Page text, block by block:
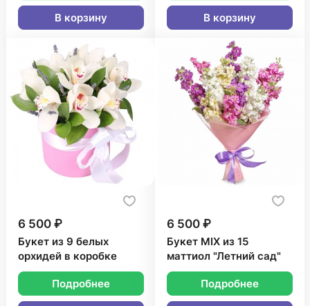
В корзину В корзину
6 500 ₽
Букет из 9 белых
орхидей в коробке
Подробнее
6 500 ₽
Букет MIX из 15
маттиол "Летний сад"
Подробнее